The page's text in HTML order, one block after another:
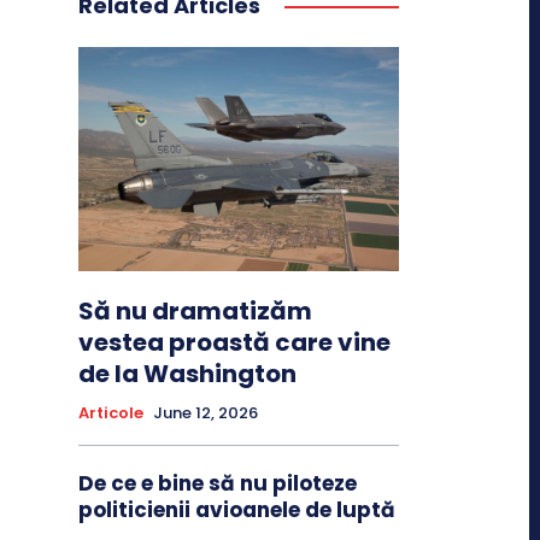
Să nu dramatizăm
vestea proastă care vine
de la Washington
Articole June 12, 2026
De ce e bine să nu piloteze
politicienii avioanele de luptă